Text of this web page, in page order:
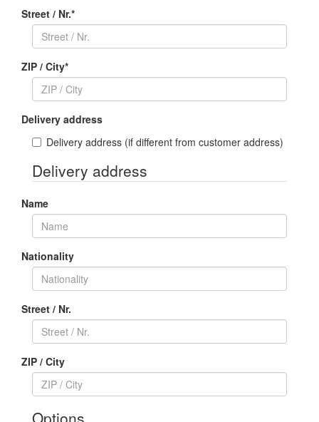
Street / Nr.*
ZIP / City*
Delivery address
Delivery address (if different from customer address)
Delivery address
Name
Nationality
Street / Nr.
ZIP / City
Options